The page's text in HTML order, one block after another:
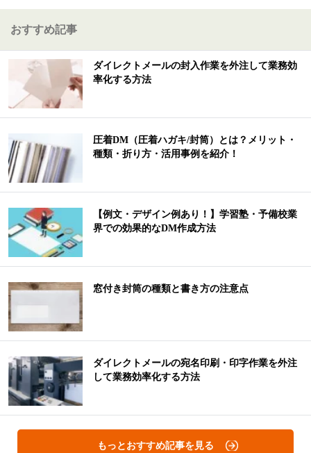
おすすめ記事
ダイレクトメールの封入作業を外注して業務効
率化する方法
圧着DM（圧着ハガキ/封筒）とは？メリット・
種類・折り方・活用事例を紹介！
【例文・デザイン例あり！】学習塾・予備校業
界での効果的なDM作成方法
窓付き封筒の種類と書き方の注意点
ダイレクトメールの宛名印刷・印字作業を外注
して業務効率化する方法
もっとおすすめ記事を見る